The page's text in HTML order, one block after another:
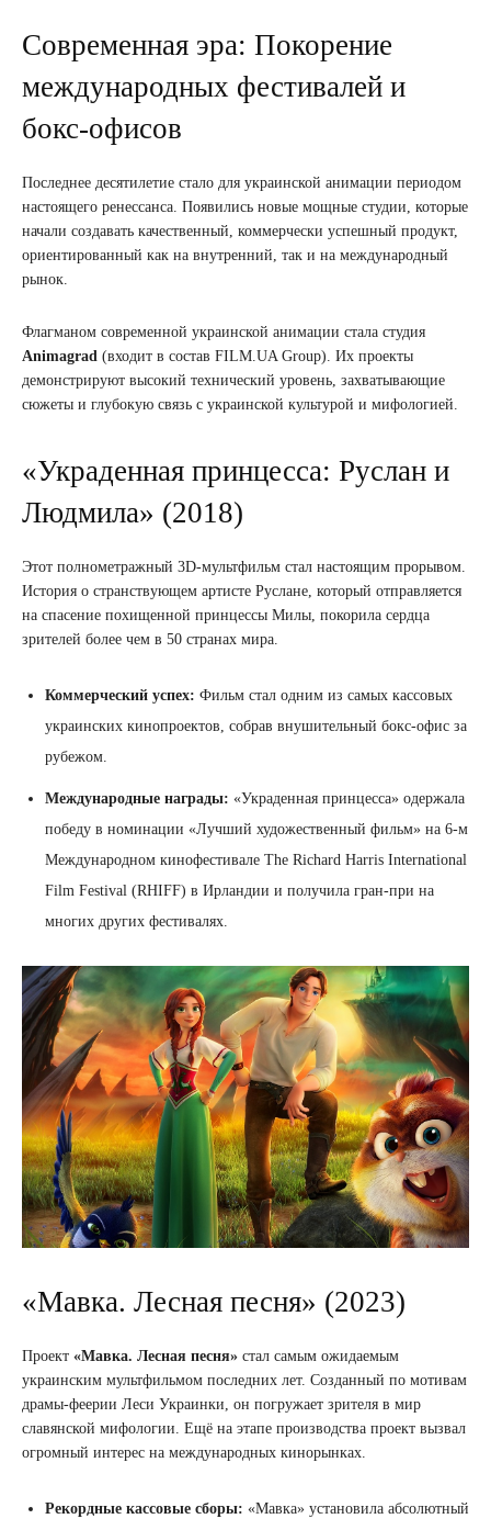
Современная эра: Покорение
международных фестивалей и
бокс-офисов
Последнее десятилетие стало для украинской анимации периодом
настоящего ренессанса. Появились новые мощные студии, которые
начали создавать качественный, коммерчески успешный продукт,
ориентированный как на внутренний, так и на международный
рынок.
Флагманом современной украинской анимации стала студия
Animagrad (входит в состав FILM.UA Group). Их проекты
демонстрируют высокий технический уровень, захватывающие
сюжеты и глубокую связь с украинской культурой и мифологией.
«Украденная принцесса: Руслан и
Людмила» (2018)
Этот полнометражный 3D-мультфильм стал настоящим прорывом.
История о странствующем артисте Руслане, который отправляется
на спасение похищенной принцессы Милы, покорила сердца
зрителей более чем в 50 странах мира.
Коммерческий успех: Фильм стал одним из самых кассовых
украинских кинопроектов, собрав внушительный бокс-офис за
рубежом.
Международные награды: «Украденная принцесса» одержала
победу в номинации «Лучший художественный фильм» на 6-м
Международном кинофестивале The Richard Harris International
Film Festival (RHIFF) в Ирландии и получила гран-при на
многих других фестивалях.
«Мавка. Лесная песня» (2023)
Проект «Мавка. Лесная песня» стал самым ожидаемым
украинским мультфильмом последних лет. Созданный по мотивам
драмы-феерии Леси Украинки, он погружает зрителя в мир
славянской мифологии. Ещё на этапе производства проект вызвал
огромный интерес на международных кинорынках.
Рекордные кассовые сборы: «Мавка» установила абсолютный